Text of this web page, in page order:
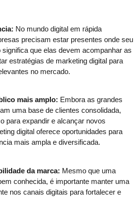
No mundo digital em rápida
precisam estar presentes onde seu
significa que elas devem acompanhar as
estratégias de marketing digital para
no mercado.
mais amplo: Embora as grandes
uma base de clientes consolidada,
para expandir e alcançar novos
digital oferece oportunidades para
mais ampla e diversificada.
da marca: Mesmo que uma
conhecida, é importante manter uma
nos canais digitais para fortalecer e